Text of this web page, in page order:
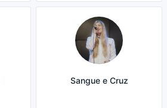
Sangue e Cruz